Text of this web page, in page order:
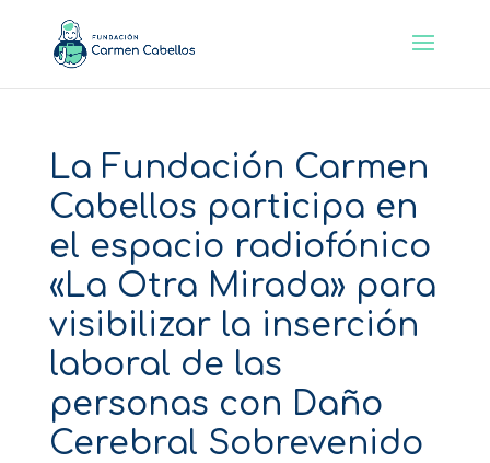
La Fundación Carmen
Cabellos participa en
el espacio radiofónico
«La Otra Mirada» para
visibilizar la inserción
laboral de las
personas con Daño
Cerebral Sobrevenido